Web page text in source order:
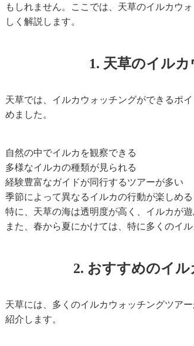
もしれません。ここでは、天草のイルカウ
しく解説します。
1. 天草のイル
天草では、イルカウォッチングができるポ
めました。
自然の中でイルカを観察できる
多様なイルカの種類が見られる
経験豊富なガイドが同行するツアーが多い
季節によって異なるイルカの行動が楽しめる
特に、天草の海は透明度が高く、イルカが
また、春から夏にかけては、特に多くのイ
2. おすすめのイ
天草には、多くのイルカウォッチングツア
紹介します。